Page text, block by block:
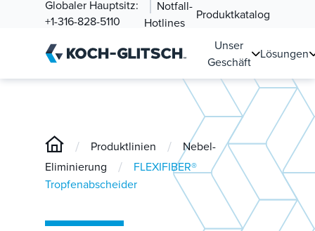
Globaler Hauptsitz:
+1-316-828-5110
Notfall-
Hotlines
Produktkatalog
Unser
Geschäft
Lösungen
/ Produktlinien /
Nebel-
Eliminierung
/
FLEXIFIBER®
Tropfenabscheider